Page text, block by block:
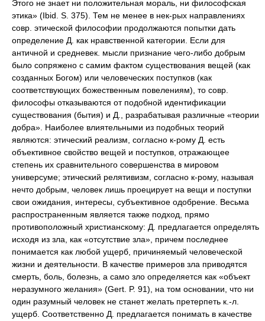
Этого не знает ни положительная мораль, ни философская
этика» (Ibid. S. 375). Тем не менее в нек-рых направлениях
совр. этической философии продолжаются попытки дать
определение Д. как нравственной категории. Если для
античной и средневек. мысли признание чего-либо добрым
было сопряжено с самим фактом существования вещей (как
созданных Богом) или человеческих поступков (как
соответствующих божественным повелениям), то совр.
философы отказываются от подобной идентификации
существования (бытия) и Д., разрабатывая различные «теории
добра». Наиболее влиятельными из подобных теорий
являются: этический реализм, согласно к-рому Д. есть
объективное свойство вещей и поступков, отражающее
степень их сравнительного совершенства в мировом
универсуме; этический релятивизм, согласно к-рому, называя
нечто добрым, человек лишь проецирует на вещи и поступки
свои ожидания, интересы, субъективное одобрение. Весьма
распространенным является также подход, прямо
противоположный христианскому: Д. предлагается определять
исходя из зла, как «отсутствие зла», причем последнее
понимается как любой ущерб, причиняемый человеческой
жизни и деятельности. В качестве примеров зла приводятся
смерть, боль, болезнь, а само зло определяется как «объект
неразумного желания» (Gert. P. 91), на том основании, что ни
один разумный человек не станет желать претерпеть к.-л.
ущерб. Соответственно Д. предлагается понимать в качестве